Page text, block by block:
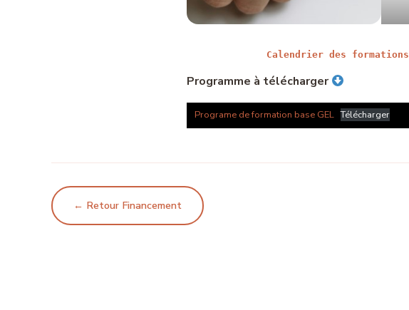
Calendrier des formations
Programme à télécharger
Programe de formation base GEL Télécharger
← Retour Financement